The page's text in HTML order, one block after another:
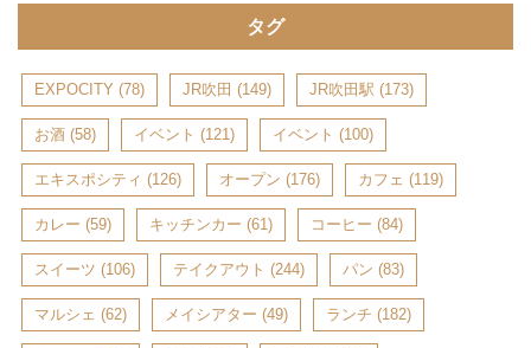
タグ
EXPOCITY (78) JR吹田 (149) JR吹田駅 (173)
お酒 (58) イベント (121) イベント (100)
エキスポシティ (126) オープン (176) カフェ (119)
カレー (59) キッチンカー (61) コーヒー (84)
スイーツ (106) テイクアウト (244) パン (83)
マルシェ (62) メイシアター (49) ランチ (182)